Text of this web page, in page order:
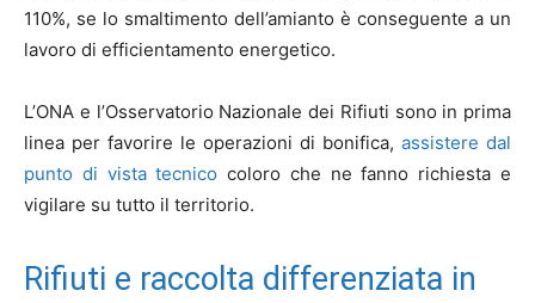
110%, se lo smaltimento dell’amianto è conseguente a un
lavoro di efficientamento energetico.
L’ONA e l’Osservatorio Nazionale dei Rifiuti sono in prima
linea per favorire le operazioni di bonifica, assistere dal
punto di vista tecnico coloro che ne fanno richiesta e
vigilare su tutto il territorio.
Rifiuti e raccolta differenziata in